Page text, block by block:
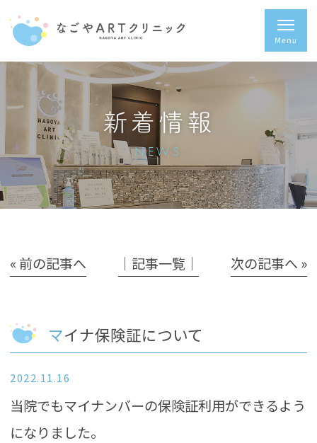
新着情報
NEWS
« 前の記事へ │記事一覧│ 次の記事へ »
マイナ保険証について
2022.11.16
当院でもマイナンバーの保険証利用ができるよう
になりました。